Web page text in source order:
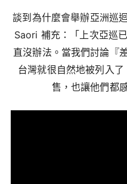
談到為什麼會舉辦亞洲巡
Saori 補充：「上次亞巡
直沒辦法。當我們討論『
台灣就很自然地被列入
售，也讓他們都